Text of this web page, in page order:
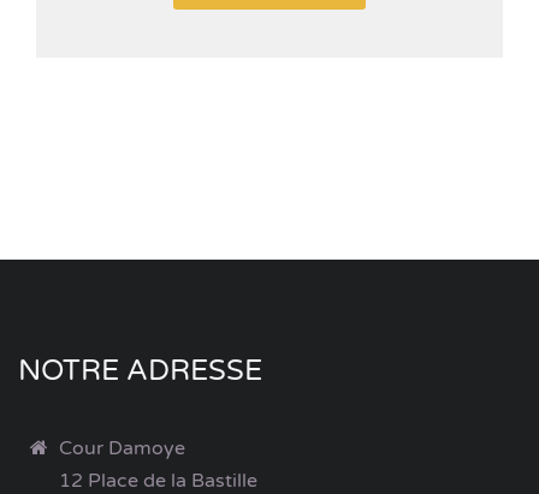
NOTRE ADRESSE
Cour Damoye
12 Place de la Bastille